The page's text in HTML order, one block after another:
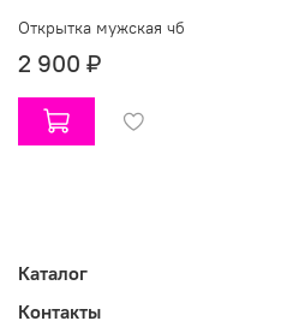
Открытка мужская чб
2 900 ₽
Каталог
Контакты